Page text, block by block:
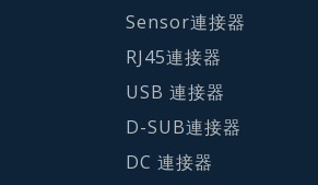
Sensor連接器
RJ45連接器
USB 連接器
D-SUB連接器
DC 連接器